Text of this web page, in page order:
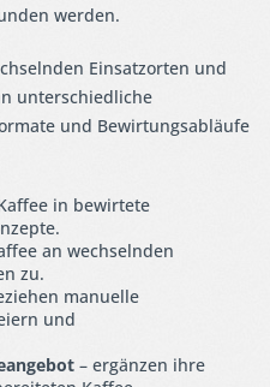
werden.
Einsatzorten und
unterschiedliche
und Bewirtungsabläufe
in bewirtete
an wechselnden
zu.
manuelle
und
– ergänzen ihre